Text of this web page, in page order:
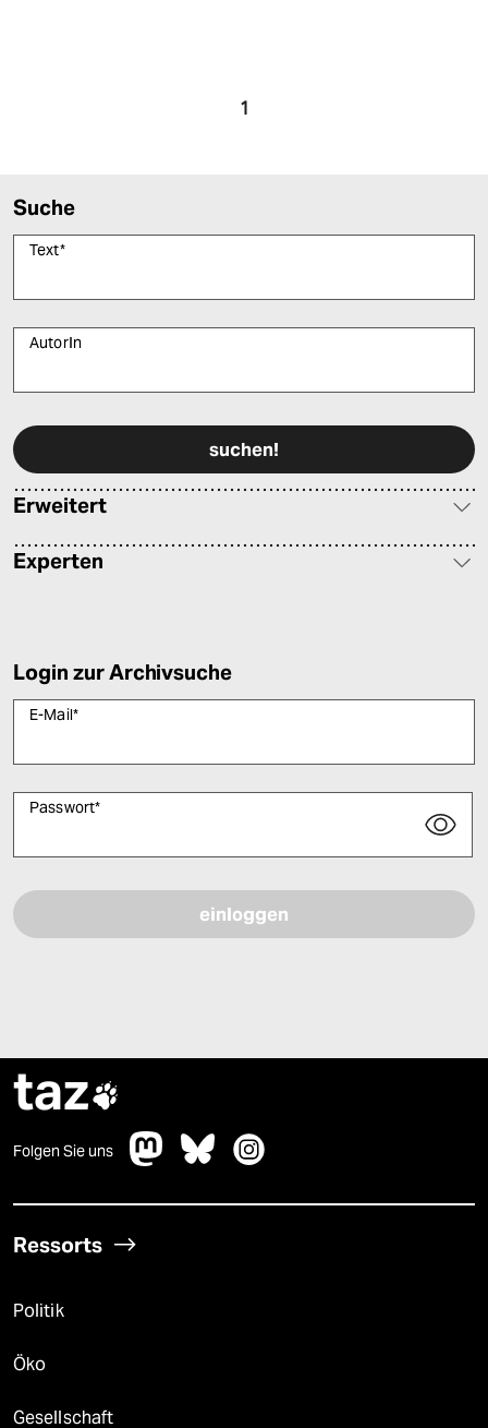
1
Suche
Text*
AutorIn
Erweitert
Experten
Login zur Archivsuche
E-Mail*
Passwort*
taz
Folgen Sie uns
Ressorts
Politik
Öko
Gesellschaft